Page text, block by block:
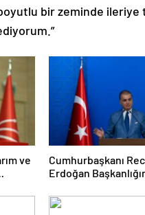
bir zeminde ileriye
ve
Cumhurbaşkanı
Erdoğan
“Terörsüz Türkiye”